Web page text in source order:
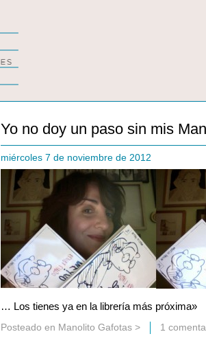
Yo no doy un paso sin mis
miércoles 7 de noviembre de 2012
… Los tienes ya en la librería más próxima»
Posteado en Manolito Gafotas > 1